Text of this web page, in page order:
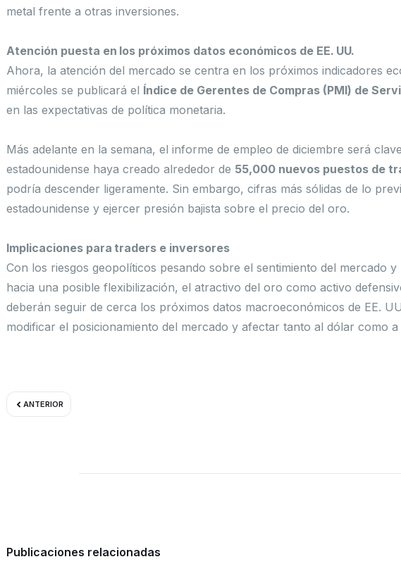
metal frente a otras inversiones.
Atención puesta en los próximos datos económicos de EE. UU.
Ahora, la atención del mercado se centra en los próximos indicadores
miércoles se publicará el Índice de Gerentes de Compras (PMI) de
en las expectativas de política monetaria.
Más adelante en la semana, el informe de empleo de diciembre será
estadounidense haya creado alrededor de 55,000 nuevos puestos de
podría descender ligeramente. Sin embargo, cifras más sólidas de lo
estadounidense y ejercer presión bajista sobre el precio del oro.
Implicaciones para traders e inversores
Con los riesgos geopolíticos pesando sobre el sentimiento del mercado
hacia una posible flexibilización, el atractivo del oro como activo
deberán seguir de cerca los próximos datos macroeconómicos de EE.
modificar el posicionamiento del mercado y afectar tanto al dólar como
ANTERIOR
Publicaciones relacionadas